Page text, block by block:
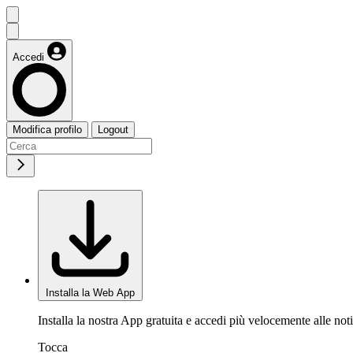
Accedi
Modifica profilo Logout
Installa la Web App
Installa la nostra App gratuita e accedi più velocemente alle
Tocca